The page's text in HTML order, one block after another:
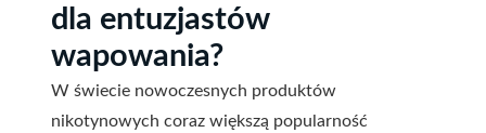
dla entuzjastów
wapowania?
W świecie nowoczesnych produktów
nikotynowych coraz większą popularność